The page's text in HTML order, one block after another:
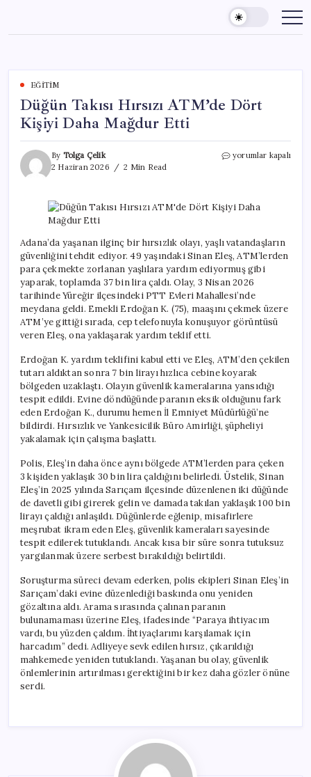
content
EĞITIM
Düğün Takısı Hırsızı ATM’de Dört
Kişiyi Daha Mağdur Etti
By Tolga Çelik
2 Haziran 2026
2 Min Read
Düğün
Dört
Kişiyi
Mağdur
Etti
için
yorumlar kapalı
Adana’da yaşanan ilginç bir hırsızlık olayı, yaşlı vatandaşların
güvenliğini tehdit ediyor. 49 yaşındaki Sinan Eleş, ATM’lerden
para çekmekte zorlanan yaşlılara yardım ediyormuş gibi
yaparak, toplamda 37 bin lira çaldı. Olay, 3 Nisan 2026
tarihinde Yüreğir ilçesindeki PTT Evleri Mahallesi’nde
meydana geldi. Emekli Erdoğan K. (75), maaşını çekmek üzere
ATM’ye gittiği sırada, cep telefonuyla konuşuyor görüntüsü
veren Eleş, ona yaklaşarak yardım teklif etti.
Erdoğan K. yardım teklifini kabul etti ve Eleş, ATM’den çekilen
tutarı aldıktan sonra 7 bin lirayı hızlıca cebine koyarak
bölgeden uzaklaştı. Olayın güvenlik kameralarına yansıdığı
tespit edildi. Evine döndüğünde paranın eksik olduğunu fark
eden Erdoğan K., durumu hemen İl Emniyet Müdürlüğü’ne
bildirdi. Hırsızlık ve Yankesicilik Büro Amirliği, şüpheliyi
yakalamak için çalışma başlattı.
Polis, Eleş’in daha önce aynı bölgede ATM’lerden para çeken
3 kişiden yaklaşık 30 bin lira çaldığını belirledi. Üstelik, Sinan
Eleş’in 2025 yılında Sarıçam ilçesinde düzenlenen iki düğünde
de davetli gibi girerek gelin ve damada takılan yaklaşık 100 bin
lirayı çaldığı anlaşıldı. Düğünlerde eğlenip, misafirlere
meşrubat ikram eden Eleş, güvenlik kameraları sayesinde
tespit edilerek tutuklandı. Ancak kısa bir süre sonra tutuksuz
yargılanmak üzere serbest bırakıldığı belirtildi.
Soruşturma süreci devam ederken, polis ekipleri Sinan Eleş’in
Sarıçam’daki evine düzenlediği baskında onu yeniden
gözaltına aldı. Arama sırasında çalınan paranın
bulunamaması üzerine Eleş, ifadesinde “Paraya ihtiyacım
vardı, bu yüzden çaldım. İhtiyaçlarımı karşılamak için
harcadım” dedi. Adliyeye sevk edilen hırsız, çıkarıldığı
mahkemede yeniden tutuklandı. Yaşanan bu olay, güvenlik
önlemlerinin artırılması gerektiğini bir kez daha gözler önüne
serdi.